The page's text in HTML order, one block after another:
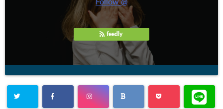
Follow @
feedly